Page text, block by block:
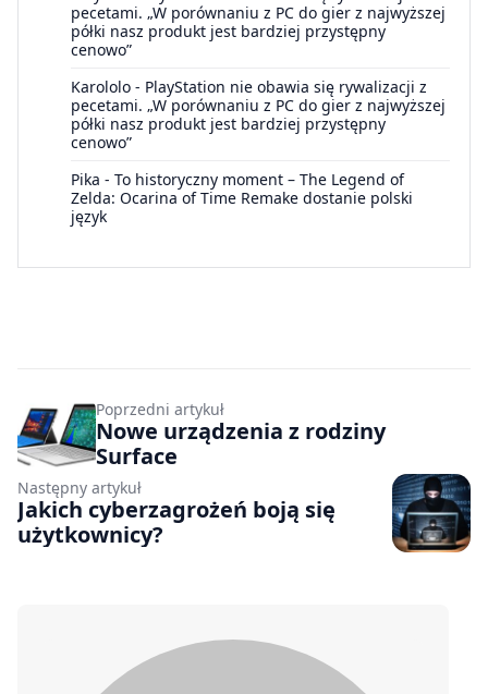
pecetami. „W porównaniu z PC do gier z najwyższej
półki nasz produkt jest bardziej przystępny
cenowo”
Karololo - PlayStation nie obawia się rywalizacji z
pecetami. „W porównaniu z PC do gier z najwyższej
półki nasz produkt jest bardziej przystępny
cenowo”
Pika - To historyczny moment – The Legend of
Zelda: Ocarina of Time Remake dostanie polski
język
Poprzedni artykuł
Nowe urządzenia z rodziny
Surface
Następny artykuł
Jakich cyberzagrożeń boją się
użytkownicy?